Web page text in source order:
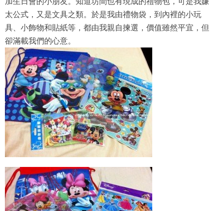
太公式，又是文具之類。於是我由禮物袋，到內裡的小玩
具、小飾物和貼紙等，都由我親自揀選，價值雖然平宜，但
卻滿載我們的心意。